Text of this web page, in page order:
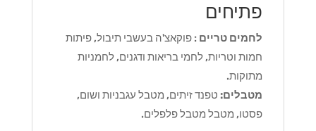
פתיחים
לחמים טריים : פוקאצ'ה בעשבי תיבול, פיתות
חמות וטריות, לחמי בריאות ודגנים, לחמניות
מתוקות.
מטבלים: טפנד זיתים, מטבל עגבניות ושום,
פסטו, מטבל מטבל פלפלים.